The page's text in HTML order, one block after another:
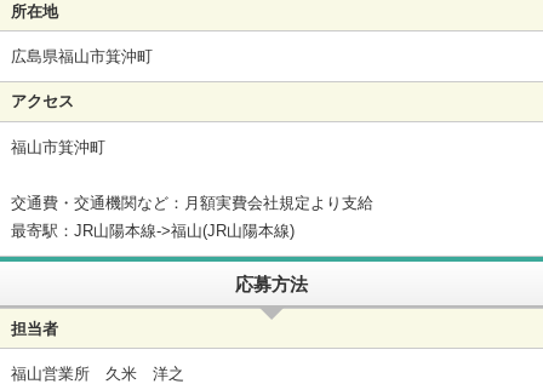
所在地
広島県福山市箕沖町
アクセス
福山市箕沖町
交通費・交通機関など：月額実費会社規定より支給
最寄駅：JR山陽本線->福山(JR山陽本線)
応募方法
担当者
福山営業所 久米 洋之